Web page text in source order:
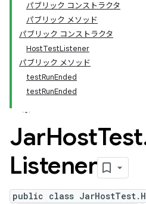
パブリック コンストラクタ
パブリック メソッド
パブリック コンストラクタ
HostTestListener
パブリック メソッド
testRunEnded
testRunEnded
JarHostTest
Listener
public class